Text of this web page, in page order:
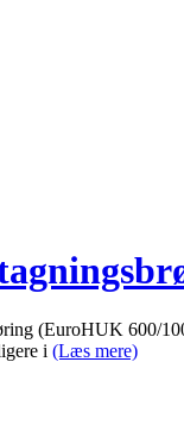
(EuroHUK 600/
i (Læs mere)